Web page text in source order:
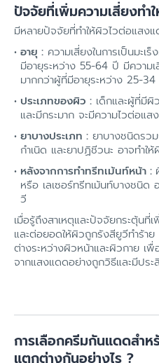
ปัจจัยที่เพิ่มความเสี่ยงทำ
มีหลายปัจจัยที่ทำให้ผิวไวต่อแสง
อายุ : ความเสี่ยงในการเป็นมะ
มีอายุระหว่าง 55-64 ปี มีความเ
มากกว่าผู้ที่มีอายุระหว่าง 25-
ประเภทของผิว : เด็กและผู้ที่มี
และมีกระมาก จะมีความไวต่อแส
ยาบางประเภท : ยาบางชนิดรวม
กำเนิด และยาปฏิชีวนะ อาจทำใ
หลังจากการทำทรีทเม้นท์หน้า :
หรือ เลเซอร์ทรีทเม้นท์บางชนิด
วี
เมื่อรู้ถึงสาเหตุและปัจจัยกระตุ้นที่
และต่อยอดให้ผิวถูกรังสียูวีทำร้า
ต่างระหว่างผิวหน้าและผิวกาย เ
จากแสงแดดอย่างถูกวิธีและมีปร
การเลือกครีมกันแดดสำ
แตกต่างกันอย่างไร ?